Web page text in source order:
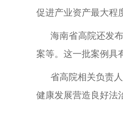
促进产业资产最大
海南省高院还发
案等。这一批案例
省高院相关负责
健康发展营造良好法